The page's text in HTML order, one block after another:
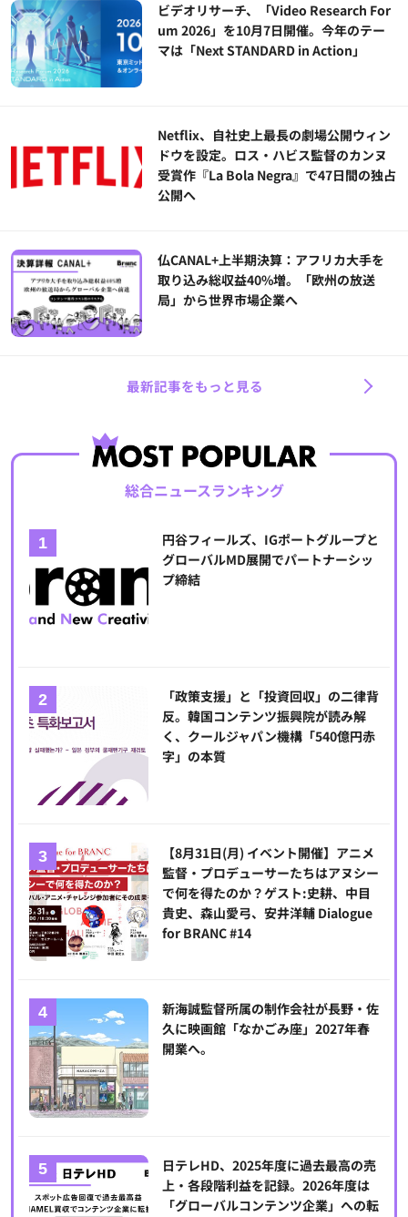
ビデオリサーチ、「Video Research For
um 2026」を10月7日開催。今年のテー
マは「Next STANDARD in Action」
Netflix、自社史上最長の劇場公開ウィン
ドウを設定。ロス・ハビス監督のカンヌ
受賞作『La Bola Negra』で47日間の独占
公開へ
仏CANAL+上半期決算：アフリカ大手を
取り込み総収益40%増。「欧州の放送
局」から世界市場企業へ
最新記事をもっと見る
総合ニュースランキング
円谷フィールズ、IGポートグループと
グローバルMD展開でパートナーシッ
プ締結
「政策支援」と「投資回収」の二律背
反。韓国コンテンツ振興院が読み解
く、クールジャパン機構「540億円赤
字」の本質
【8月31日(月) イベント開催】アニメ
監督・プロデューサーたちはアヌシー
で何を得たのか？ゲスト:史耕、中目
貴史、森山愛弓、安井洋輔 Dialogue
for BRANC #14
新海誠監督所属の制作会社が長野・佐
久に映画館「なかごみ座」2027年春
開業へ。
日テレHD、2025年度に過去最高の売
上・各段階利益を記録。2026年度は
「グローバルコンテンツ企業」への転